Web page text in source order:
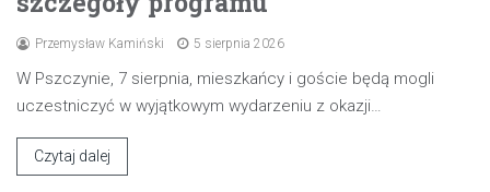
Przemysław Kamiński 5 sierpnia 2026
W Pszczynie, 7 sierpnia, mieszkańcy i goście będą mogli
uczestniczyć w wyjątkowym wydarzeniu z okazji…
Czytaj dalej